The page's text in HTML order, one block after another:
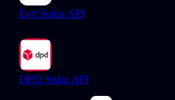
Evri Spåra API
DPD Spåra API